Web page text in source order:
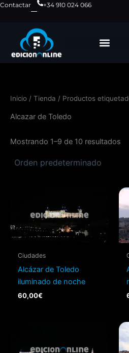
Ir
contenido
Contactar
+34 910 024 066
Inicio / Tienda / Productos
Alcazar de Toledo
Mostrando 1–9 de 10 resultados
Ciudades
Alcázar de Toledo
iluminado de noche
60,00€